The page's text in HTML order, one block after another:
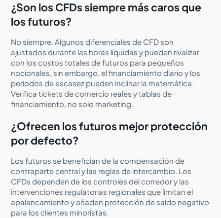
¿Son los CFDs siempre más caros que
los futuros?
No siempre. Algunos diferenciales de CFD son
ajustados durante las horas líquidas y pueden rivalizar
con los costos totales de futuros para pequeños
nocionales, sin embargo, el financiamiento diario y los
periodos de escasez pueden inclinar la matemática.
Verifica tickets de comercio reales y tablas de
financiamiento, no solo marketing.
¿Ofrecen los futuros mejor protección
por defecto?
Los futuros se benefician de la compensación de
contraparte central y las reglas de intercambio. Los
CFDs dependen de los controles del corredor y las
intervenciones regulatorias regionales que limitan el
apalancamiento y añaden protección de saldo negativo
para los clientes minoristas.